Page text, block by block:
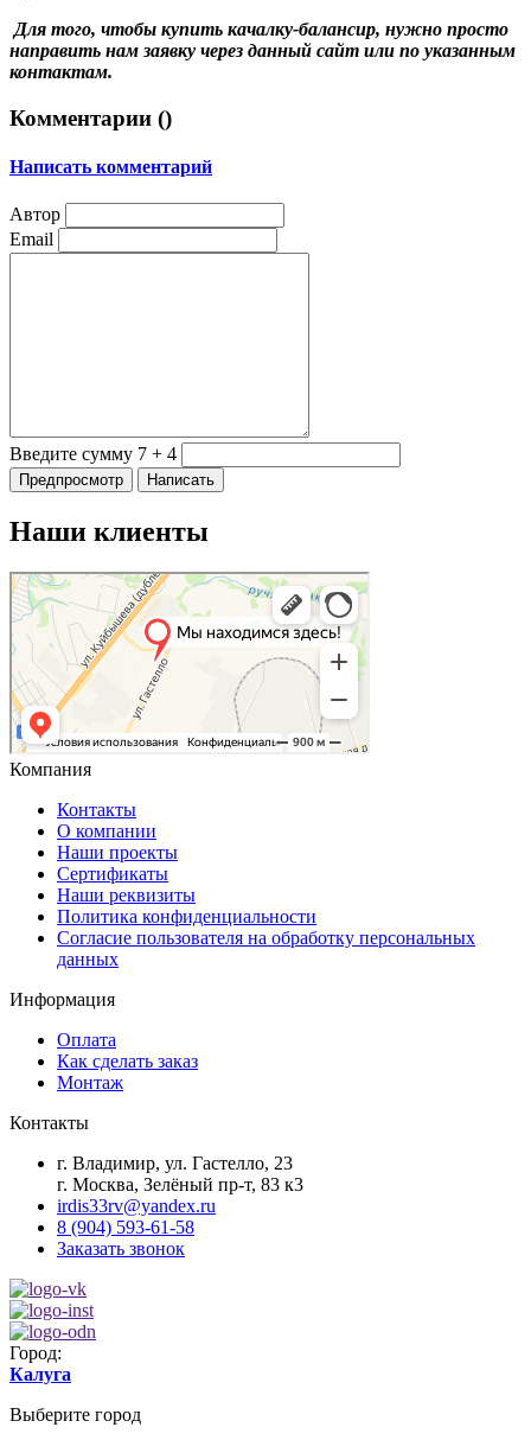
Для того, чтобы купить качалку-балансир, нужно просто
направить нам заявку через данный сайт или по указанным
контактам.
Комментарии ()
Написать комментарий
Автор
Email
Введите сумму 7 + 4
Наши клиенты
Компания
Контакты
О компании
Наши проекты
Сертификаты
Наши реквизиты
Политика конфиденциальности
Согласие пользователя на обработку персональных
данных
Информация
Оплата
Как сделать заказ
Монтаж
Контакты
г. Владимир, ул. Гастелло, 23
г. Москва, Зелёный пр-т, 83 к3
irdis33rv@yandex.ru
8 (904) 593-61-58
Заказать звонок
Город:
Калуга
Выберите город